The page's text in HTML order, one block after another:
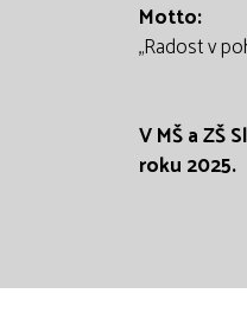
Motto:
„Radost v
V MŠ a ZŠ
roku 2025.